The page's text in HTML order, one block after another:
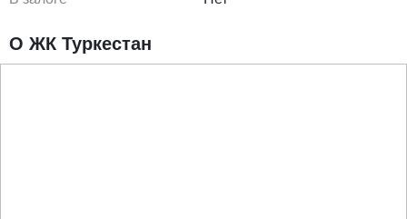
О ЖК Туркестан